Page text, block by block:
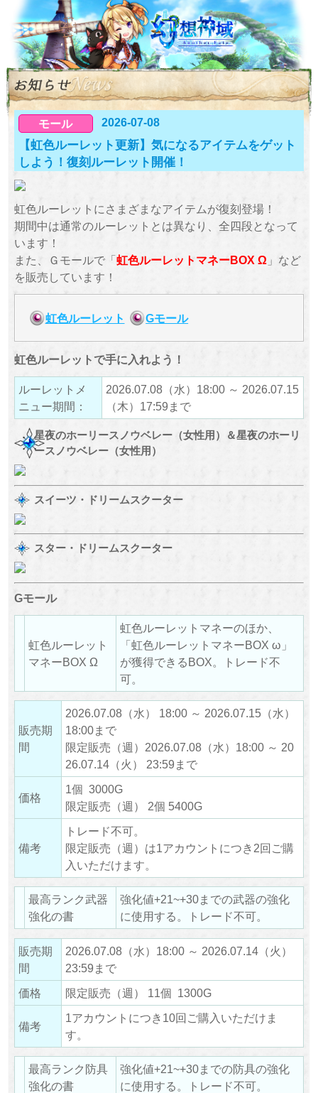
モール 2026-07-08
【虹色ルーレット更新】気になるアイテムをゲット
しよう！復刻ルーレット開催！
虹色ルーレットにさまざまなアイテムが復刻登場！
期間中は通常のルーレットとは異なり、全四段となって
います！
また、Ｇモールで「虹色ルーレットマネーBOX Ω」など
を販売しています！
虹色ルーレット Gモール
虹色ルーレットで手に入れよう！
ルーレットメ
ニュー期間：
2026.07.08（水）18:00 ～ 2026.07.15
（木）17:59まで
星夜のホーリースノウベレー（女性用）＆星夜のホーリ
ースノウベレー（女性用）
スイーツ・ドリームスクーター
スター・ドリームスクーター
Gモール
虹色ルーレット
マネーBOX Ω
虹色ルーレットマネーのほか、
「虹色ルーレットマネーBOX ω」
が獲得できるBOX。トレード不
可。
販売期
間
2026.07.08（水） 18:00 ～ 2026.07.15（水）
18:00まで
限定販売（週）2026.07.08（水）18:00 ～ 20
26.07.14（火） 23:59まで
価格
1個 3000G
限定販売（週） 2個 5400G
備考
トレード不可。
限定販売（週）は1アカウントにつき2回ご購
入いただけます。
最高ランク武器
強化の書
強化値+21~+30までの武器の強化
に使用する。トレード不可。
販売期
間
2026.07.08（水）18:00 ～ 2026.07.14（火）
23:59まで
価格
限定販売（週） 11個 1300G
備考
1アカウントにつき10回ご購入いただけま
す。
最高ランク防具
強化の書
強化値+21~+30までの防具の強化
に使用する。トレード不可。